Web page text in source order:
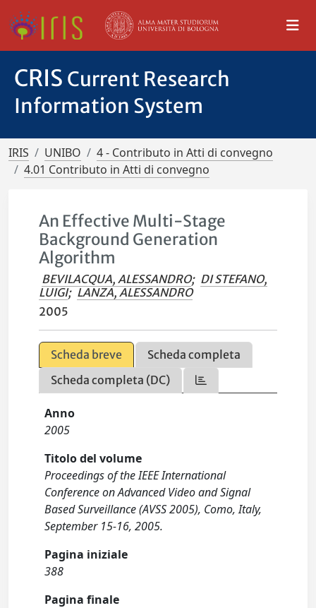
CRIS Current Research
Information System
IRIS UNIBO
4 - Contributo in Atti di convegno
4.01 Contributo in Atti di convegno
An Effective Multi-Stage
Background Generation
Algorithm
BEVILACQUA, ALESSANDRO; DI STEFANO,
LUIGI; LANZA, ALESSANDRO
2005
Scheda breve
Scheda completa
Scheda completa (DC)
Anno
2005
Titolo del volume
Proceedings of the IEEE International
Conference on Advanced Video and Signal
Based Surveillance (AVSS 2005), Como, Italy,
September 15-16, 2005.
Pagina iniziale
388
Pagina finale